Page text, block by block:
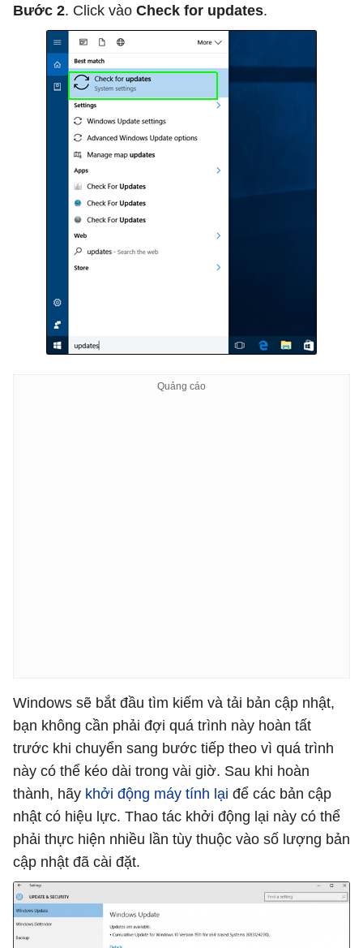
Bước 2. Click vào Check for updates.
Windows sẽ bắt đầu tìm kiếm và tải bản cập nhật,
bạn không cần phải đợi quá trình này hoàn tất
trước khi chuyển sang bước tiếp theo vì quá trình
này có thể kéo dài trong vài giờ. Sau khi hoàn
thành, hãy khởi động máy tính lại để các bản cập
nhật có hiệu lực. Thao tác khởi động lại này có thể
phải thực hiện nhiều lần tùy thuộc vào số lượng bản
cập nhật đã cài đặt.